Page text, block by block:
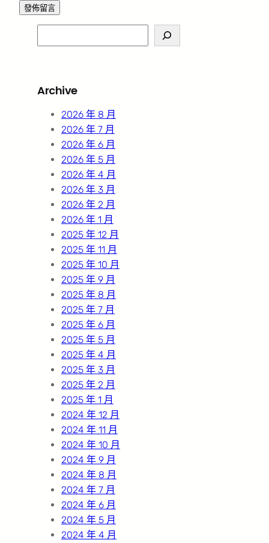
e
c
Archive
2026 年 8 月
2026 年 7 月
2026 年 6 月
2026 年 5 月
2026 年 4 月
2026 年 3 月
2026 年 2 月
2026 年 1 月
2025 年 12 月
2025 年 11 月
2025 年 10 月
2025 年 9 月
2025 年 8 月
2025 年 7 月
2025 年 6 月
2025 年 5 月
2025 年 4 月
2025 年 3 月
2025 年 2 月
2025 年 1 月
2024 年 12 月
2024 年 11 月
2024 年 10 月
2024 年 9 月
2024 年 8 月
2024 年 7 月
2024 年 6 月
2024 年 5 月
2024 年 4 月